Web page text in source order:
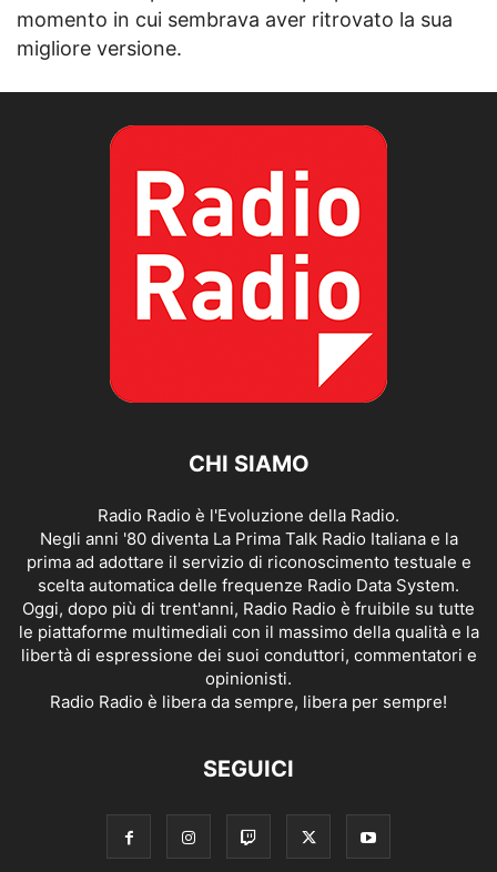
momento in cui sembrava aver ritrovato la sua
migliore versione.
CHI SIAMO
Radio Radio è l'Evoluzione della Radio.
Negli anni '80 diventa La Prima Talk Radio Italiana e la
prima ad adottare il servizio di riconoscimento testuale e
scelta automatica delle frequenze Radio Data System.
Oggi, dopo più di trent'anni, Radio Radio è fruibile su tutte
le piattaforme multimediali con il massimo della qualità e la
libertà di espressione dei suoi conduttori, commentatori e
opinionisti.
Radio Radio è libera da sempre, libera per sempre!
SEGUICI